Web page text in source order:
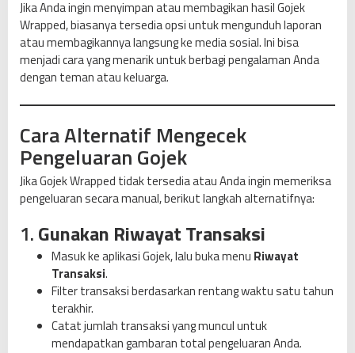
Jika Anda ingin menyimpan atau membagikan hasil Gojek
Wrapped, biasanya tersedia opsi untuk mengunduh laporan
atau membagikannya langsung ke media sosial. Ini bisa
menjadi cara yang menarik untuk berbagi pengalaman Anda
dengan teman atau keluarga.
Cara Alternatif Mengecek
Pengeluaran Gojek
Jika Gojek Wrapped tidak tersedia atau Anda ingin memeriksa
pengeluaran secara manual, berikut langkah alternatifnya:
1.Gunakan Riwayat Transaksi
Masuk ke aplikasi Gojek, lalu buka menu Riwayat
Transaksi.
Filter transaksi berdasarkan rentang waktu satu tahun
terakhir.
Catat jumlah transaksi yang muncul untuk
mendapatkan gambaran total pengeluaran Anda.